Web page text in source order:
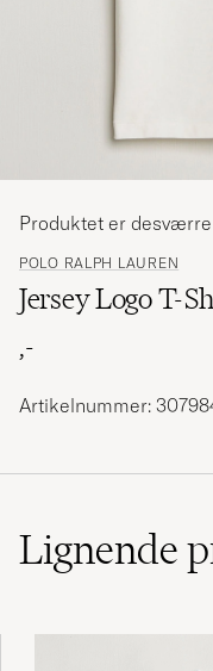
POLO RALPH LAUREN
Jersey Logo T-
,-
Produktet er
Artikelnummer:
Lignende